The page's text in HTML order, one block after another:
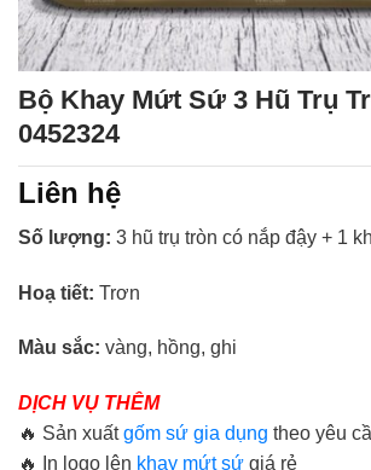
Bộ Khay Mứt Sứ 3 Hũ Trụ
0452324
Liên hệ
Số lượng: 3 hũ trụ tròn có nắp đậy + 1
Hoạ tiết: Trơn
Màu sắc: vàng, hồng, ghi
DỊCH VỤ THÊM
🔥 Sản xuấtgốm sứ gia dụng theo yêu
🔥 In logo lên khay mứt sứ giá rẻ